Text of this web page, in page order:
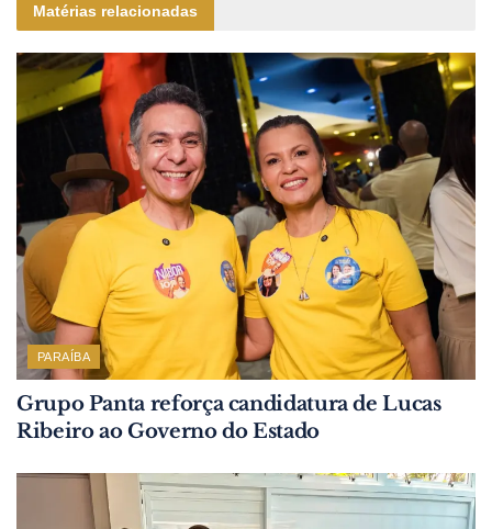
Matérias relacionadas
PARAÍBA
Grupo Panta reforça candidatura de Lucas
Ribeiro ao Governo do Estado